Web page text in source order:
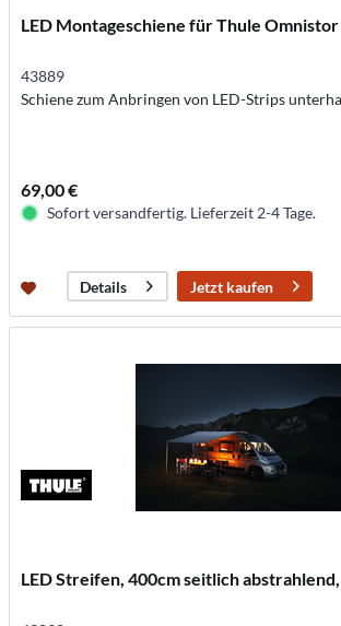
LED Montageschiene für Thule
43889
Schiene zum Anbringen von LED-Strips
69,00 €
Sofort versandfertig. Lieferzeit 2-4 Tage.
Details Jetzt kaufen
LED Streifen, 400cm seitlich